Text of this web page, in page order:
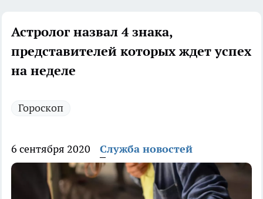
Астролог назвал 4 знака,
представителей которых ждет успех
на неделе
Гороскоп
6 сентября 2020 Служба новостей